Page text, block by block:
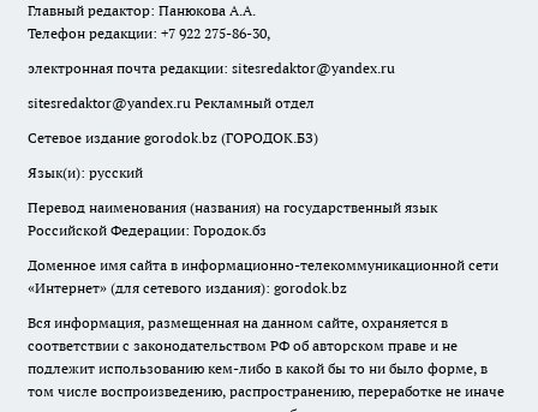
Главный редактор: Панюкова А.А.
Телефон редакции: +7 922 275-86-30,
электронная почта редакции: sitesredaktor@yandex.ru
sitesredaktor@yandex.ru Рекламный отдел
Сетевое издание gorodok.bz (ГОРОДОК.БЗ)
Язык(и): русский
Перевод наименования (названия) на государственный язык
Российской Федерации: Городок.бз
Доменное имя сайта в информационно-телекоммуникационной сети
«Интернет» (для сетевого издания): gorodok.bz
Вся информация, размещенная на данном сайте, охраняется в
соответствии с законодательством РФ об авторском праве и не
подлежит использованию кем-либо в какой бы то ни было форме, в
том числе воспроизведению, распространению, переработке не иначе